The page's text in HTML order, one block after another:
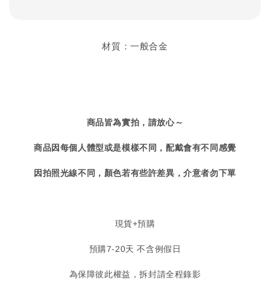
材質：一般合金
商品皆為實拍，請放心～
商品因每個人體型或是模樣不同，配戴會有不同感覺
因拍照光線不同，顏色若有些許差異，介意者勿下單
現貨+預購
預購7-20天 不含例假日
為保障彼此權益，拆封請全程錄影